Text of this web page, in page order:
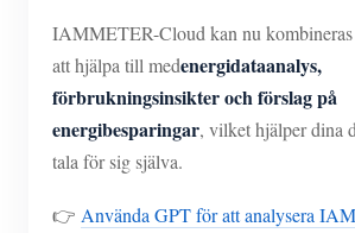
IAMMETER-Cloud kan nu
att hjälpa till medenergidataanalys,
förbrukningsinsikter och förslag på
energibesparingar, vilket hjälper dina
tala för sig själva.
👉 Använda GPT för att analysera